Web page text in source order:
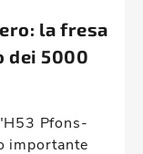
la fresa
dei 5000
Pfons-
importante